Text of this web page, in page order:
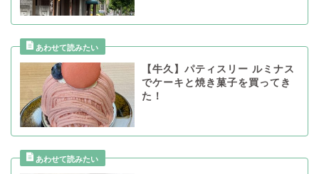
【牛久】パティスリー ルミナス
でケーキと焼き菓子を買ってき
た！